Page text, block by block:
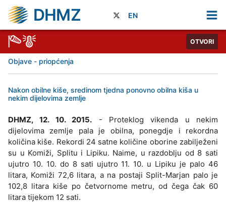
DHMZ EN
OTVORI
Objave - priopćenja
Nakon obilne kiše, sredinom tjedna ponovno obilna kiša u
nekim dijelovima zemlje
DHMZ, 12. 10. 2015. - Proteklog vikenda u nekim
dijelovima zemlje pala je obilna, ponegdje i rekordna
količina kiše. Rekordi 24 satne količine oborine zabilježeni
su u Komiži, Splitu i Lipiku. Naime, u razdoblju od 8 sati
ujutro 10. 10. do 8 sati ujutro 11. 10. u Lipiku je palo 46
litara, Komiži 72,6 litara, a na postaji Split-Marjan palo je
102,8 litara kiše po četvornome metru, od čega čak 60
litara tijekom 12 sati.